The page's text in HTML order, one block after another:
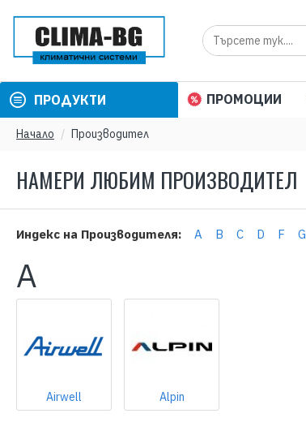
ПРОДУКТИ ПРОМОЦИИ
Начало Производител
НАМЕРИ ЛЮБИМ ПРОИЗВОДИТЕЛ
Индекс на Производителя: A B C D F G
A
Airwell Alpin